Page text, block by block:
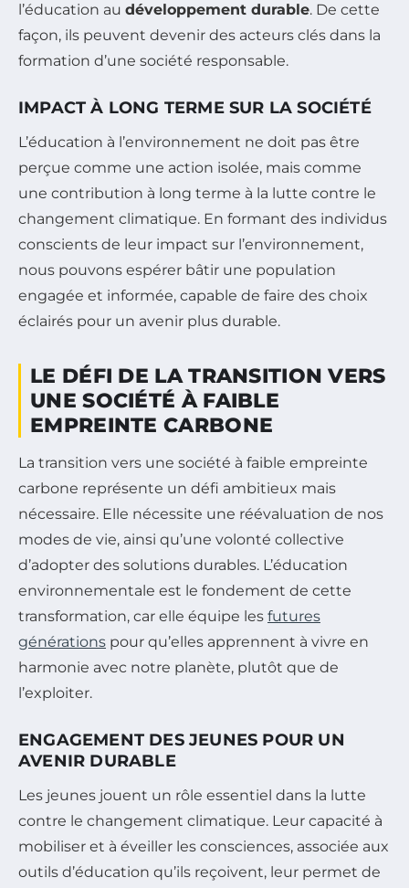
l’éducation au développement durable. De cette
façon, ils peuvent devenir des acteurs clés dans la
formation d’une société responsable.
IMPACT À LONG TERME SUR LA SOCIÉTÉ
L’éducation à l’environnement ne doit pas être
perçue comme une action isolée, mais comme
une contribution à long terme à la lutte contre le
changement climatique. En formant des individus
conscients de leur impact sur l’environnement,
nous pouvons espérer bâtir une population
engagée et informée, capable de faire des choix
éclairés pour un avenir plus durable.
LE DÉFI DE LA TRANSITION VERS
UNE SOCIÉTÉ À FAIBLE
EMPREINTE CARBONE
La transition vers une société à faible empreinte
carbone représente un défi ambitieux mais
nécessaire. Elle nécessite une réévaluation de nos
modes de vie, ainsi qu’une volonté collective
d’adopter des solutions durables. L’éducation
environnementale est le fondement de cette
transformation, car elle équipe les futures
générations pour qu’elles apprennent à vivre en
harmonie avec notre planète, plutôt que de
l’exploiter.
ENGAGEMENT DES JEUNES POUR UN
AVENIR DURABLE
Les jeunes jouent un rôle essentiel dans la lutte
contre le changement climatique. Leur capacité à
mobiliser et à éveiller les consciences, associée aux
outils d’éducation qu’ils reçoivent, leur permet de